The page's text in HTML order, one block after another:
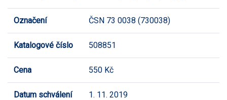
Označení ČSN 73 0038 (730038)
Katalogové číslo 508851
Cena 550 Kč
Datum schválení 1. 11. 2019